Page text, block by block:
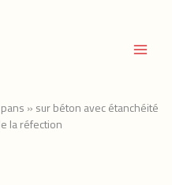
» sur béton avec étanchéité
la réfection